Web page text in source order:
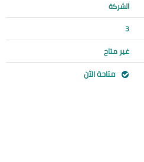
الشركة
3
غير متاح
متاحة الآن